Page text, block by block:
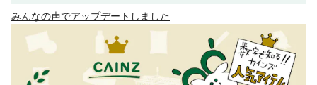
みんなの声でアップデートしました